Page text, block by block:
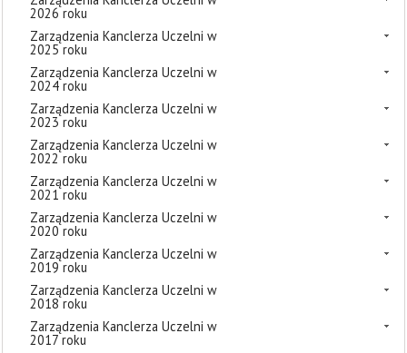
2026 roku
Zarządzenia Kanclerza Uczelni w
2025 roku
Zarządzenia Kanclerza Uczelni w
2024 roku
Zarządzenia Kanclerza Uczelni w
2023 roku
Zarządzenia Kanclerza Uczelni w
2022 roku
Zarządzenia Kanclerza Uczelni w
2021 roku
Zarządzenia Kanclerza Uczelni w
2020 roku
Zarządzenia Kanclerza Uczelni w
2019 roku
Zarządzenia Kanclerza Uczelni w
2018 roku
Zarządzenia Kanclerza Uczelni w
2017 roku